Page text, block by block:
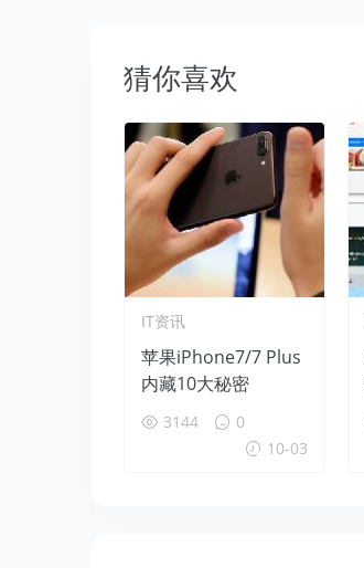
猜你喜欢
IT资讯
苹果iPhone7/7 Plus
内藏10大秘密
3144
0
10-03